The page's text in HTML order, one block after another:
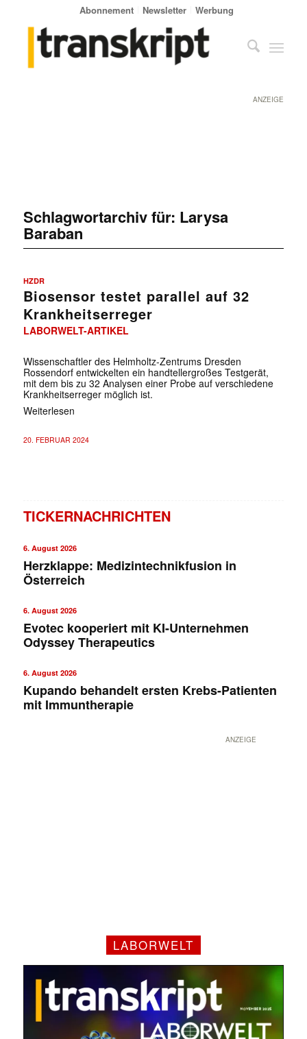
Abonnement Newsletter Werbung
ANZEIGE
Schlagwortarchiv für: Larysa
Baraban
HZDR
Biosensor testet parallel auf 32
Krankheitserreger
LABORWELT-ARTIKEL
Wissenschaftler des Helmholtz-Zentrums Dresden
Rossendorf entwickelten ein handtellergroßes Testgerät,
mit dem bis zu 32 Analysen einer Probe auf verschiedene
Krankheitserreger möglich ist.
Weiterlesen
20. FEBRUAR 2024
TICKERNACHRICHTEN
6. August 2026
Herzklappe: Medizintechnikfusion in
Österreich
6. August 2026
Evotec kooperiert mit KI-Unternehmen
Odyssey Therapeutics
6. August 2026
Kupando behandelt ersten Krebs-Patienten
mit Immuntherapie
ANZEIGE
LABORWELT